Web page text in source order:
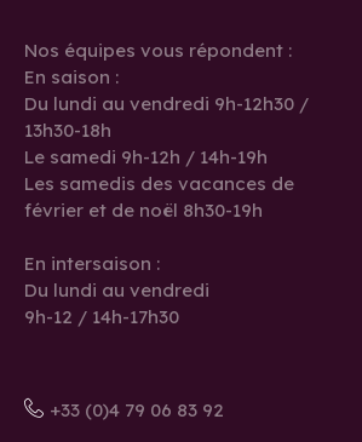
Nos équipes vous répondent :
En saison :
Du lundi au vendredi 9h-12h30 /
13h30-18h
Le samedi 9h-12h / 14h-19h
Les samedis des vacances de
février et de noël 8h30-19h
En intersaison :
Du lundi au vendredi
9h-12 / 14h-17h30
+33 (0)4 79 06 83 92